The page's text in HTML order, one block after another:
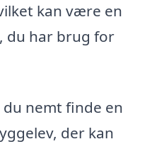
kan være en
du har brug for
nemt finde en
der kan